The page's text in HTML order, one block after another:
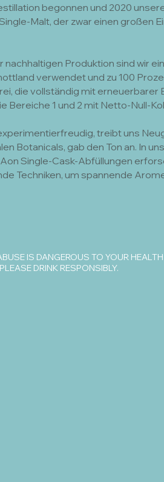
begonnen und 2020
Malt, der zwar einen großen
nachhaltigen Produktion sind wir
verwendet und zu 100
die vollständig mit erneuerbarer
Bereiche 1 und 2 mit Netto-Null-
treibt uns
Botanicals, gab den Ton an. In
Single-Cask-Abfüllungen
Techniken, um spannende
IS DANGEROUS TO YOUR
PLEASE DRINK RESPONSIBLY.